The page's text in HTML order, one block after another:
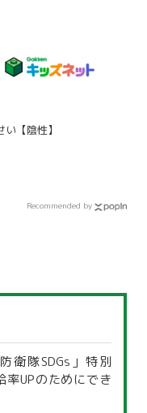
い【陰性】
Recommended by
衛隊SDGs」特別
UPのためにでき